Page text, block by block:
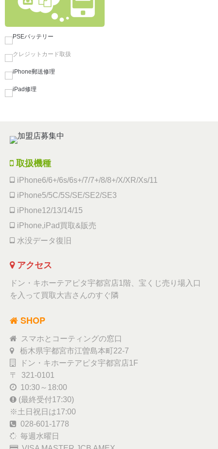
取扱機種
iPhone6/6+/6s/6s+/7/7+/8/8+/X/XR/Xs/11
iPhone5/5C/5S/SE/SE2/SE3
iPhone12/13/14/15
iPhone,iPad買取&販売
水没データ復旧
アクセス
ドン・キホーテアピタ宇都宮店1階、宝くじ売り場入口
を入って買取大吉さんのすぐ隣
SHOP
スマホとコーティングの窓口
栃木県宇都宮市江曽島本町22-7
ドン・キホーテアピタ宇都宮店1F
〒 321-0101
10:30～18:00
(最終受付17:30)
※土日祝日は17:00
028-601-1778
毎週水曜日